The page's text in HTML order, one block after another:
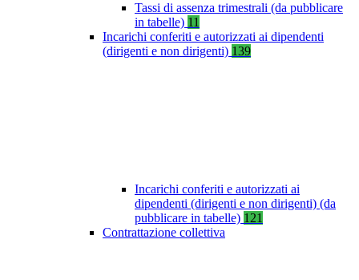
Tassi di assenza trimestrali (da pubblicare
in tabelle) 11
Incarichi conferiti e autorizzati ai dipendenti
(dirigenti e non dirigenti) 139
Incarichi conferiti e autorizzati ai
dipendenti (dirigenti e non dirigenti) (da
pubblicare in tabelle) 121
Contrattazione collettiva